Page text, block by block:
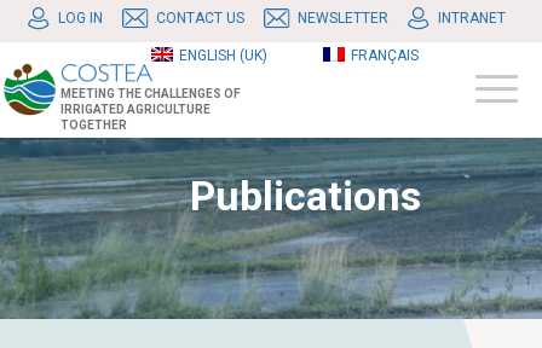
LOG IN CONTACT US NEWSLETTER INTRANET
ENGLISH (UK) FRANÇAIS
MEETING THE CHALLENGES OF
IRRIGATED AGRICULTURE
TOGETHER
Publications